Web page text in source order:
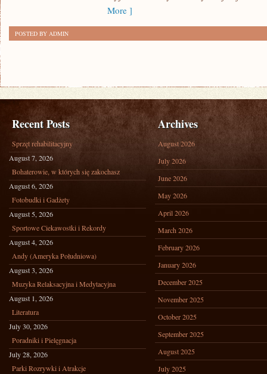
More ]
POSTED BY ADMIN
Recent Posts
Sprzęt rehabilitacyjny
August 7, 2026
Bohaterowie, w których się zakochasz
August 6, 2026
Fotobudki i Gadżety
August 5, 2026
Sportowe Ciekawostki i Rekordy
August 4, 2026
Andy (Ameryka Południowa)
August 3, 2026
Muzyka Relaksacyjna i Medytacyjna
August 1, 2026
Literatura
July 30, 2026
Poradniki i Pielęgnacja
July 28, 2026
Parki Rozrywki i Atrakcje
Archives
August 2026
July 2026
June 2026
May 2026
April 2026
March 2026
February 2026
January 2026
December 2025
November 2025
October 2025
September 2025
August 2025
July 2025